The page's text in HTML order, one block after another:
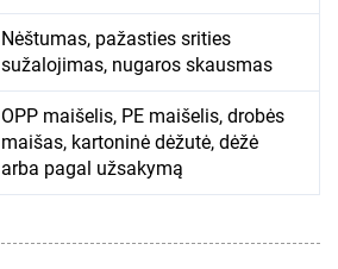
Nėštumas, pažasties srities
sužalojimas, nugaros skausmas
OPP maišelis, PE maišelis, drobės
maišas, kartoninė dėžutė, dėžė
arba pagal užsakymą